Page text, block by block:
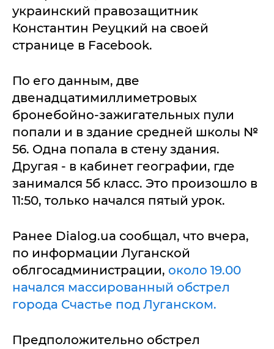
украинский правозащитник
Константин Реуцкий на своей
странице в Facebook.
По его данным, две
двенадцатимиллиметровых
бронебойно-зажигательных пули
попали и в здание средней школы №
56. Одна попала в стену здания.
Другая - в кабинет географии, где
занимался 5б класс. Это произошло в
11:50, только начался пятый урок.
Ранее Dialog.ua сообщал, что вчера,
по информации Луганской
облгосадминистрации, около 19.00
начался массированный обстрел
города Счастье под Луганском.
Предположительно обстрел